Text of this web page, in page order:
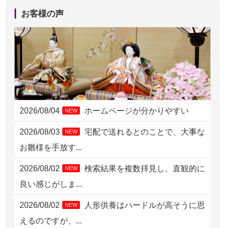
2026/08/05 15:07
2026/08/05 11:33 神奈川の方からお申込み
2026/08/04 17:34 西亀有の方からお申込み
2026/08/04 15:40 千葉県の方からお申込み
2026/08/04 14:04 東京都の方からお申込み
2026/08/04 00:38 中野区の方からお申込み
2026/08/03 21:17 愛知県の方からお申込み
2026/08/02 10:39 神奈川の方からお申込み
2026/08/02 09:15
お客様の声
2026/08/04 NEW ホームページが分かりやすい
2026/08/03 NEW
宅配で送れるとのことで、大事な
お雛様を手放す...
2026/08/02 NEW
検索結果を複数拝見し、直観的に
良い感じがしま...
2026/08/02 NEW
人形供養はハードルが高そうに思
えるのですが、...